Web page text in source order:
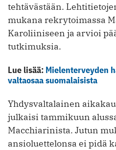
tehtävästään.
mukana rekrytoimassa
Karoliiniseen ja arvioi
tutkimuksia.
Lue lisää: Mielenterveyden
valtaosaa suomalaisista
Yhdysvaltalainen
julkaisi tammikuun
Macchiarinista. Jutun
ansioluettelonsa ei pidä